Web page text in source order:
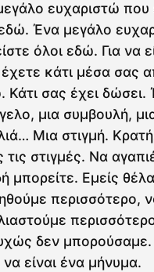
ευχαριστώ που
Ένα μεγάλο
όλοι εδώ. Για να
έχετε κάτι μέσα σας
Κάτι σας έχει δώσει.
μια συμβουλή,
Μια στιγμή.
τις στιγμές. Να
μπορείτε. Εμείς
περισσότερο,
δεν
να είναι ένα μήνυμα.